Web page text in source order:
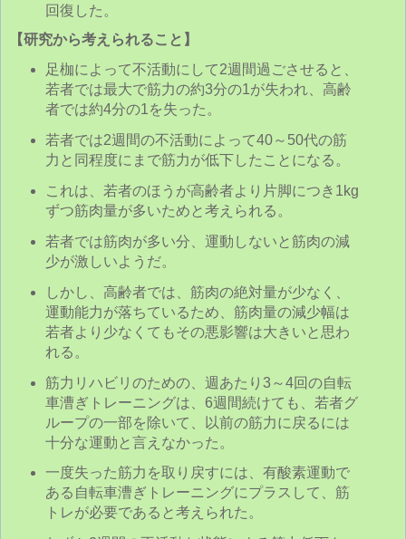
回復した。
【研究から考えられること】
足枷によって不活動にして2週間過ごさせると、
若者では最大で筋力の約3分の1が失われ、高齢
者では約4分の1を失った。
若者では2週間の不活動によって40～50代の筋
力と同程度にまで筋力が低下したことになる。
これは、若者のほうが高齢者より片脚につき1kg
ずつ筋肉量が多いためと考えられる。
若者では筋肉が多い分、運動しないと筋肉の減
少が激しいようだ。
しかし、高齢者では、筋肉の絶対量が少なく、
運動能力が落ちているため、筋肉量の減少幅は
若者より少なくてもその悪影響は大きいと思わ
れる。
筋力リハビリのための、週あたり3～4回の自転
車漕ぎトレーニングは、6週間続けても、若者グ
ループの一部を除いて、以前の筋力に戻るには
十分な運動と言えなかった。
一度失った筋力を取り戻すには、有酸素運動で
ある自転車漕ぎトレーニングにプラスして、筋
トレが必要であると考えられた。